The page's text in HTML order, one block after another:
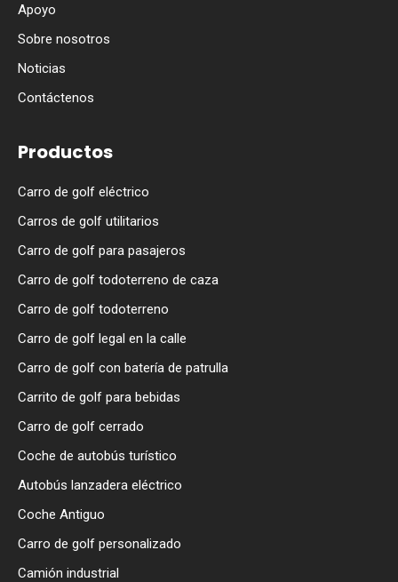
Apoyo
Sobre nosotros
Noticias
Contáctenos
Productos
Carro de golf eléctrico
Carros de golf utilitarios
Carro de golf para pasajeros
Carro de golf todoterreno de caza
Carro de golf todoterreno
Carro de golf legal en la calle
Carro de golf con batería de patrulla
Carrito de golf para bebidas
Carro de golf cerrado
Coche de autobús turístico
Autobús lanzadera eléctrico
Coche Antiguo
Carro de golf personalizado
Camión industrial